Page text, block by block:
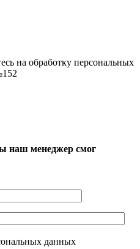
на обработку персональных
наш менеджер смог
данных